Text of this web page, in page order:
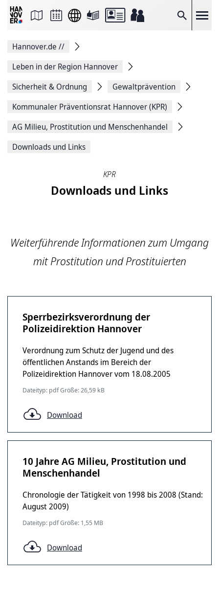
Suche
Seite
Facebook
teilen
Seitenlink
Seite
Hannover.de //
Leben in der Region Hannover
Sicherheit & Ordnung
Gewaltprävention
Kommunaler Präventionsrat Hannover (KPR)
AG Milieu, Prostitution und Menschenhandel
Downloads und Links
KPR
Downloads und Links
Weiterführende Informationen zum Umgang
mit Prostitution und Prostituierten
Sperrbezirksverordnung der
Polizeidirektion Hannover
Verordnung zum Schutz der Jugend und des
öffentlichen Anstands im Bereich der
Polizeidirektion Hannover vom 18.08.2005
Dateityp: pdf Größe: 26,59 kB
Download
10 Jahre AG Milieu, Prostitution und
Menschenhandel
Chronologie der Tätigkeit von 1998 bis 2008 (Stand:
August 2009)
Dateityp: pdf Größe: 1,55 MB
Download